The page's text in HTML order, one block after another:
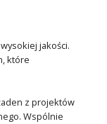
jakości.
które
z projektów
Wspólnie